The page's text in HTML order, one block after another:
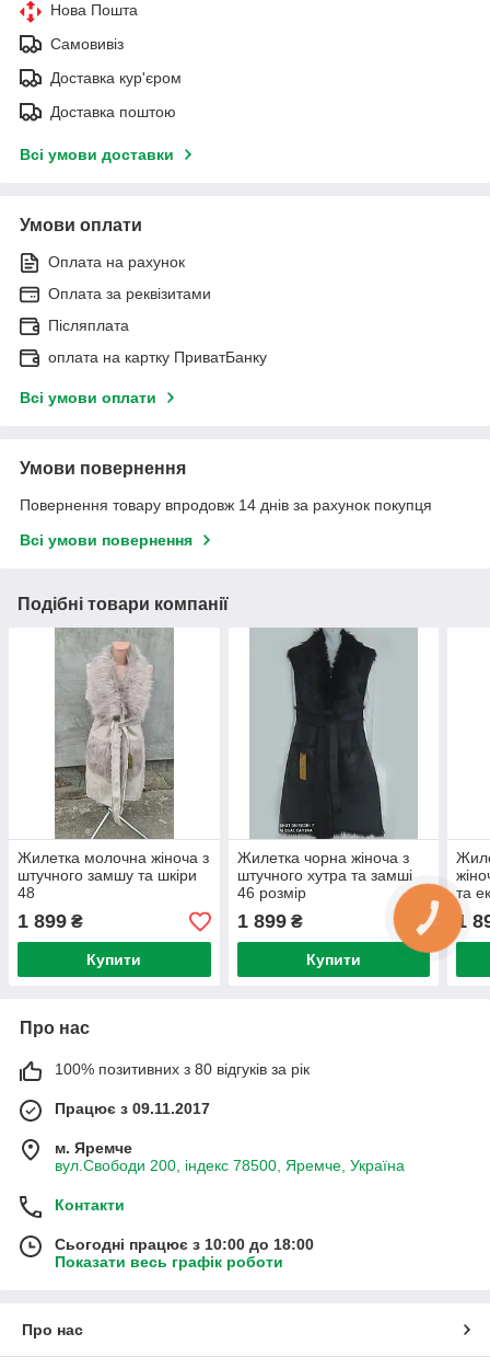
Нова Пошта
Самовивіз
Доставка кур'єром
Доставка поштою
Всі умови доставки
Умови оплати
Оплата на рахунок
Оплата за реквізитами
Післяплата
оплата на картку ПриватБанку
Всі умови оплати
Умови повернення
Повернення товару впродовж 14 днів за рахунок покупця
Всі умови повернення
Подібні товари компанії
Жилетка молочна жіноча з
штучного замшу та шкіри
48
1 899 ₴
Купити
Жилетка чорна жіноча з
штучного хутра та замші
46 розмір
1 899₴
Купити
та
1
Про нас
100% позитивних з 80 відгуків за рік
Працює з 09.11.2017
м. Яремче
вул.Свободи 200, індекс 78500, Яремче, Україна
Контакти
Сьогодні працює з 10:00 до 18:00
Показати весь графік роботи
Про нас